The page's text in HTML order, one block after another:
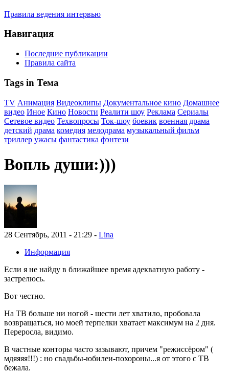
Правила ведения интервью
Навигация
Последние публикации
Правила сайта
Tags in Тема
TV Анимация Видеоклипы Документальное кино Домашнее
видео Иное Кино Новости Реалити шоу Реклама Сериалы
Сетевое видео Техвопросы Ток-шоу боевик военная драма
детский драма комедия мелодрама музыкальный фильм
триллер ужасы фантастика фэнтези
Вопль души:)))
28 Сентябрь, 2011 - 21:29 - Lina
Информация
Если я не найду в ближайшее время адекватную работу -
застрелюсь.
Вот честно.
На ТВ больше ни ногой - шести лет хватило, пробовала
возвращаться, но моей терпелки хватает максимум на 2 дня.
Переросла, видимо.
В частные конторы часто зазывают, причем "режиссёром" (
мдяяяя!!!) : но свадьбы-юбилеи-похороны...я от этого с ТВ
бежала.